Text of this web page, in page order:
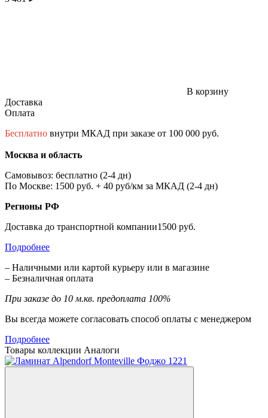
В корзину
Доставка
Оплата
Бесплатно внутри МКАД при заказе от 100 000 руб.
Москва и область
Самовывоз: бесплатно (2-4 дн)
По Москве: 1500 руб. + 40 руб/км за МКАД (2-4 дн)
Регионы РФ
Доставка до транспортной компании1500 руб.
Подробнее
– Наличными или картой курьеру или в магазине
– Безналичная оплата
При заказе до 10 м.кв. предоплата 100%
Вы всегда можете согласовать способ оплаты с менеджером
Подробнее
Товары коллекции Аналоги